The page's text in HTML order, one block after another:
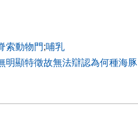
索動物門;哺乳
明顯特徵故無法辯認為何種海豚